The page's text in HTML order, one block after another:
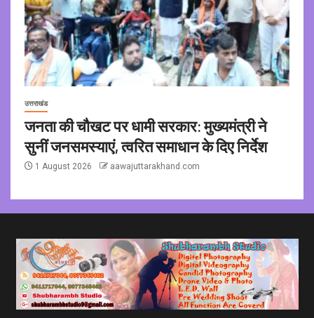
उत्तराखंड
जनता की चौखट पर धामी सरकार: मुख्यमंत्री ने
सुनीं जनसमस्याएं, त्वरित समाधान के दिए निर्देश
1 August 2026 aawajuttarakhand.com